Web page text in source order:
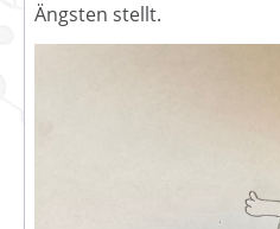
Ängsten stellt.